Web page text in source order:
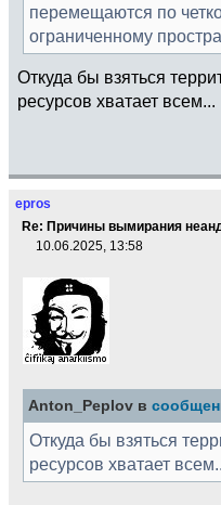
перемещаются по
ограниченному
Откуда бы взяться
ресурсов хватает всем...
epros
Re: Причины вымирания
10.06.2025, 13:58
Anton_Peplov в
Откуда бы взяться
ресурсов хватает